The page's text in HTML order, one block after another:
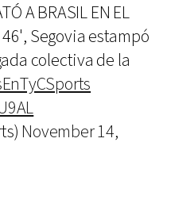
A BRASIL EN EL
46', Segovia estampó
colectiva de la
November 14,